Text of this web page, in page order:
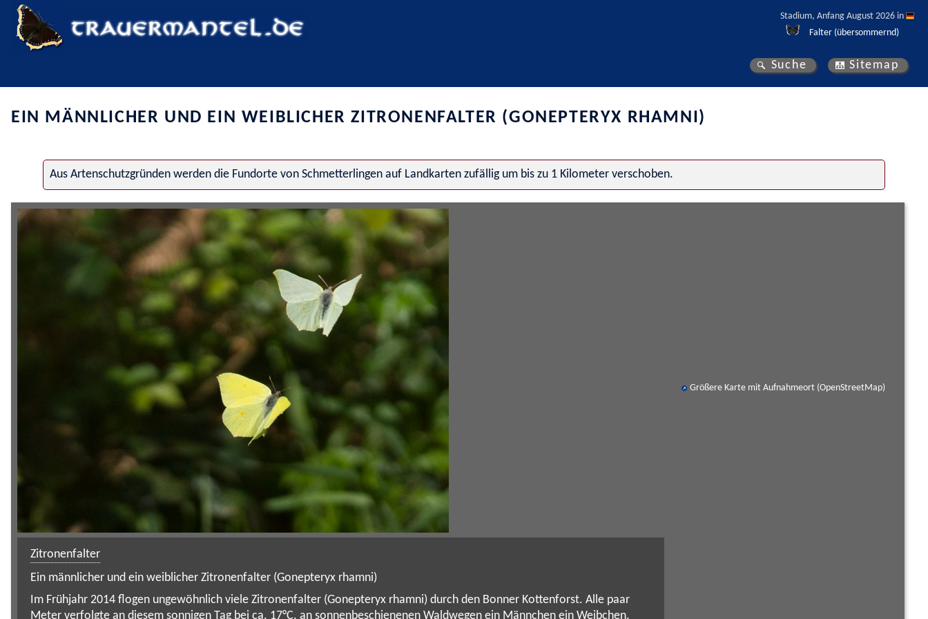
Stadium, Anfang August 2026 in
Falter (übersommernd)
Suche Sitemap
EIN MÄNNLICHER UND EIN WEIBLICHER ZITRONENFALTER (GONEPTERYX RHAMNI)
Aus Artenschutzgründen werden die Fundorte von Schmetterlingen auf Landkarten zufällig um bis zu 1 Kilometer verschoben.
Zitronenfalter
Ein männlicher und ein weiblicher Zitronenfalter (Gonepteryx rhamni)
Im Frühjahr 2014 flogen ungewöhnlich viele Zitronenfalter (Gonepteryx rhamni) durch den Bonner Kottenforst. Alle paar
Meter verfolgte an diesem sonnigen Tag bei ca. 17°C. an sonnenbeschienenen Waldwegen ein Männchen ein Weibchen.
Größere Karte mit Aufnahmeort (OpenStreetMap)